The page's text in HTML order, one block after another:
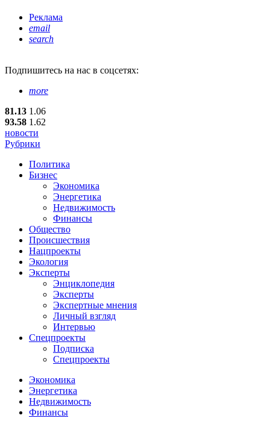
Реклама
email
search
Подпишитесь на нас в соцсетях:
more
81.13 1.06
93.58 1.62
новости
Рубрики
Политика
Бизнес
Экономика
Энергетика
Недвижимость
Финансы
Общество
Происшествия
Нацпроекты
Экология
Эксперты
Энциклопедия
Эксперты
Экспертные мнения
Личный взгляд
Интервью
Спецпроекты
Подписка
Спецпроекты
Экономика
Энергетика
Недвижимость
Финансы